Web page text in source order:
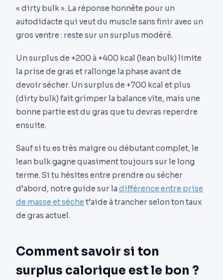
« dirty bulk ». La réponse honnête pour un
autodidacte qui veut du muscle sans finir avec un
gros ventre : reste sur un surplus modéré.
Un surplus de +200 à +400 kcal (lean bulk) limite
la prise de gras et rallonge la phase avant de
devoir sécher. Un surplus de +700 kcal et plus
(dirty bulk) fait grimper la balance vite, mais une
bonne partie est du gras que tu devras reperdre
ensuite.
Sauf si tu es très maigre ou débutant complet, le
lean bulk gagne quasiment toujours sur le long
terme. Si tu hésites entre prendre ou sécher
d’abord, notre guide sur la différence entre prise
de masse et sèche t’aide à trancher selon ton taux
de gras actuel.
Comment savoir si ton
surplus calorique est le bon ?